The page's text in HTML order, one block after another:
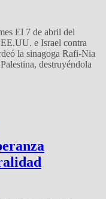
El 7 de abril del
e Israel contra
la sinagoga Rafi-Nia
destruyéndola